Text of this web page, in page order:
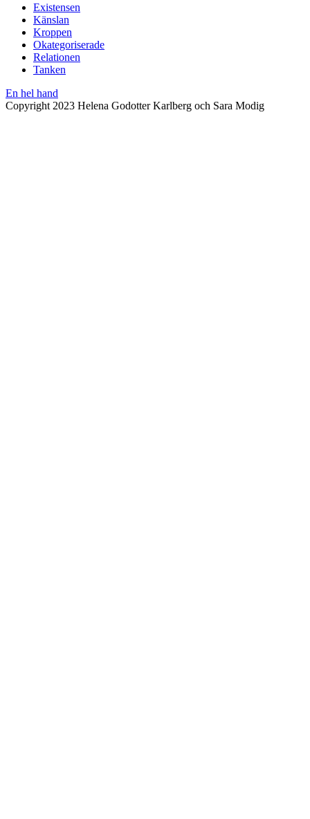
Existensen
Känslan
Kroppen
Okategoriserade
Relationen
Tanken
En hel hand
Copyright 2023 Helena Godotter Karlberg och Sara Modig